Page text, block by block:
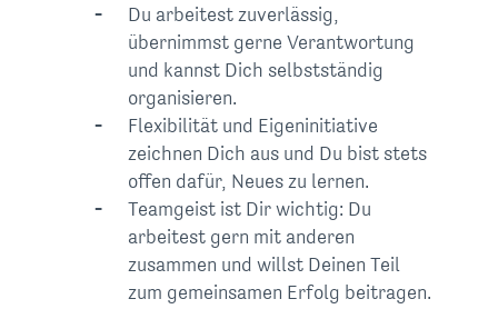
Du arbeitest zuverlässig,
übernimmst gerne Verantwortung
und kannst Dich selbstständig
organisieren.
Flexibilität und Eigeninitiative
zeichnen Dich aus und Du bist stets
offen dafür, Neues zu lernen.
Teamgeist ist Dir wichtig: Du
arbeitest gern mit anderen
zusammen und willst Deinen Teil
zum gemeinsamen Erfolg beitragen.